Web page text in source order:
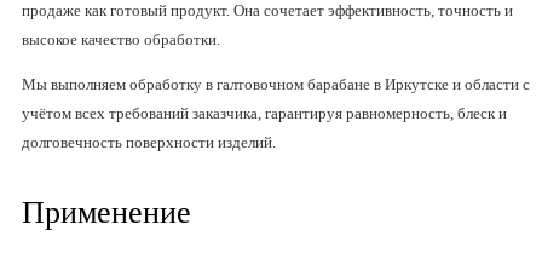
продаже как готовый продукт. Она сочетает эффективность, точность и
высокое качество обработки.
Мы выполняем обработку в галтовочном барабане в Иркутске и области с
учётом всех требований заказчика, гарантируя равномерность, блеск и
долговечность поверхности изделий.
Применение